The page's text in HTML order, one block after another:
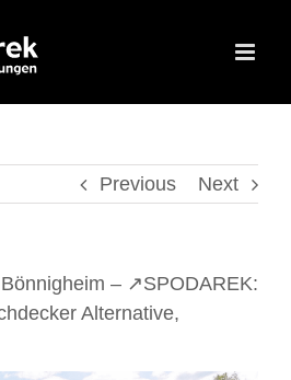
Previous Next
– ↗️SPODAREK:
Alternative,